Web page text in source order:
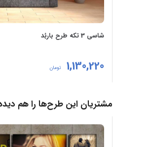
شاسی 3 تکه طرح باربُد
1,130,220 تومان
مشتریان این طرح‌ها را هم